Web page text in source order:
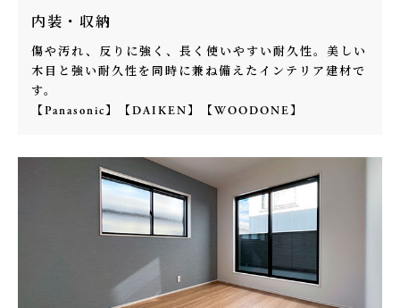
内装・収納
傷や汚れ、反りに強く、長く使いやすい耐久性。美しい
木目と強い耐久性を同時に兼ね備えたインテリア建材で
す。
【Panasonic】【DAIKEN】【WOODONE】